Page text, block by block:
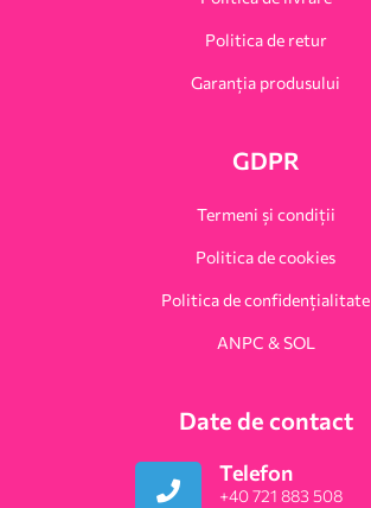
Politica de retur
Garanția produsului
GDPR
Termeni și condiții
Politica de cookies
Politica de confidențialitate
ANPC & SOL
Date de contact
Telefon
+40 721 883 508